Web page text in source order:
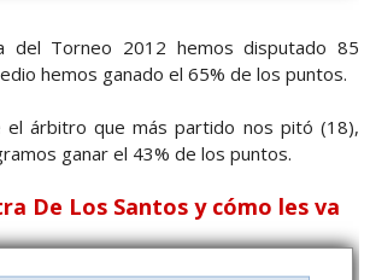
del Torneo 2012 hemos disputado 85
hemos ganado el 65% de los puntos.
el árbitro que más partido nos pitó (18),
ganar el 43% de los puntos.
De Los Santos y cómo les va